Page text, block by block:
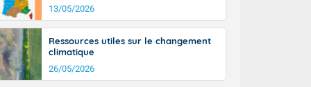
il fait
30 à 35
13/05/2026
Ressources utiles sur le changement
climatique
26/05/2026